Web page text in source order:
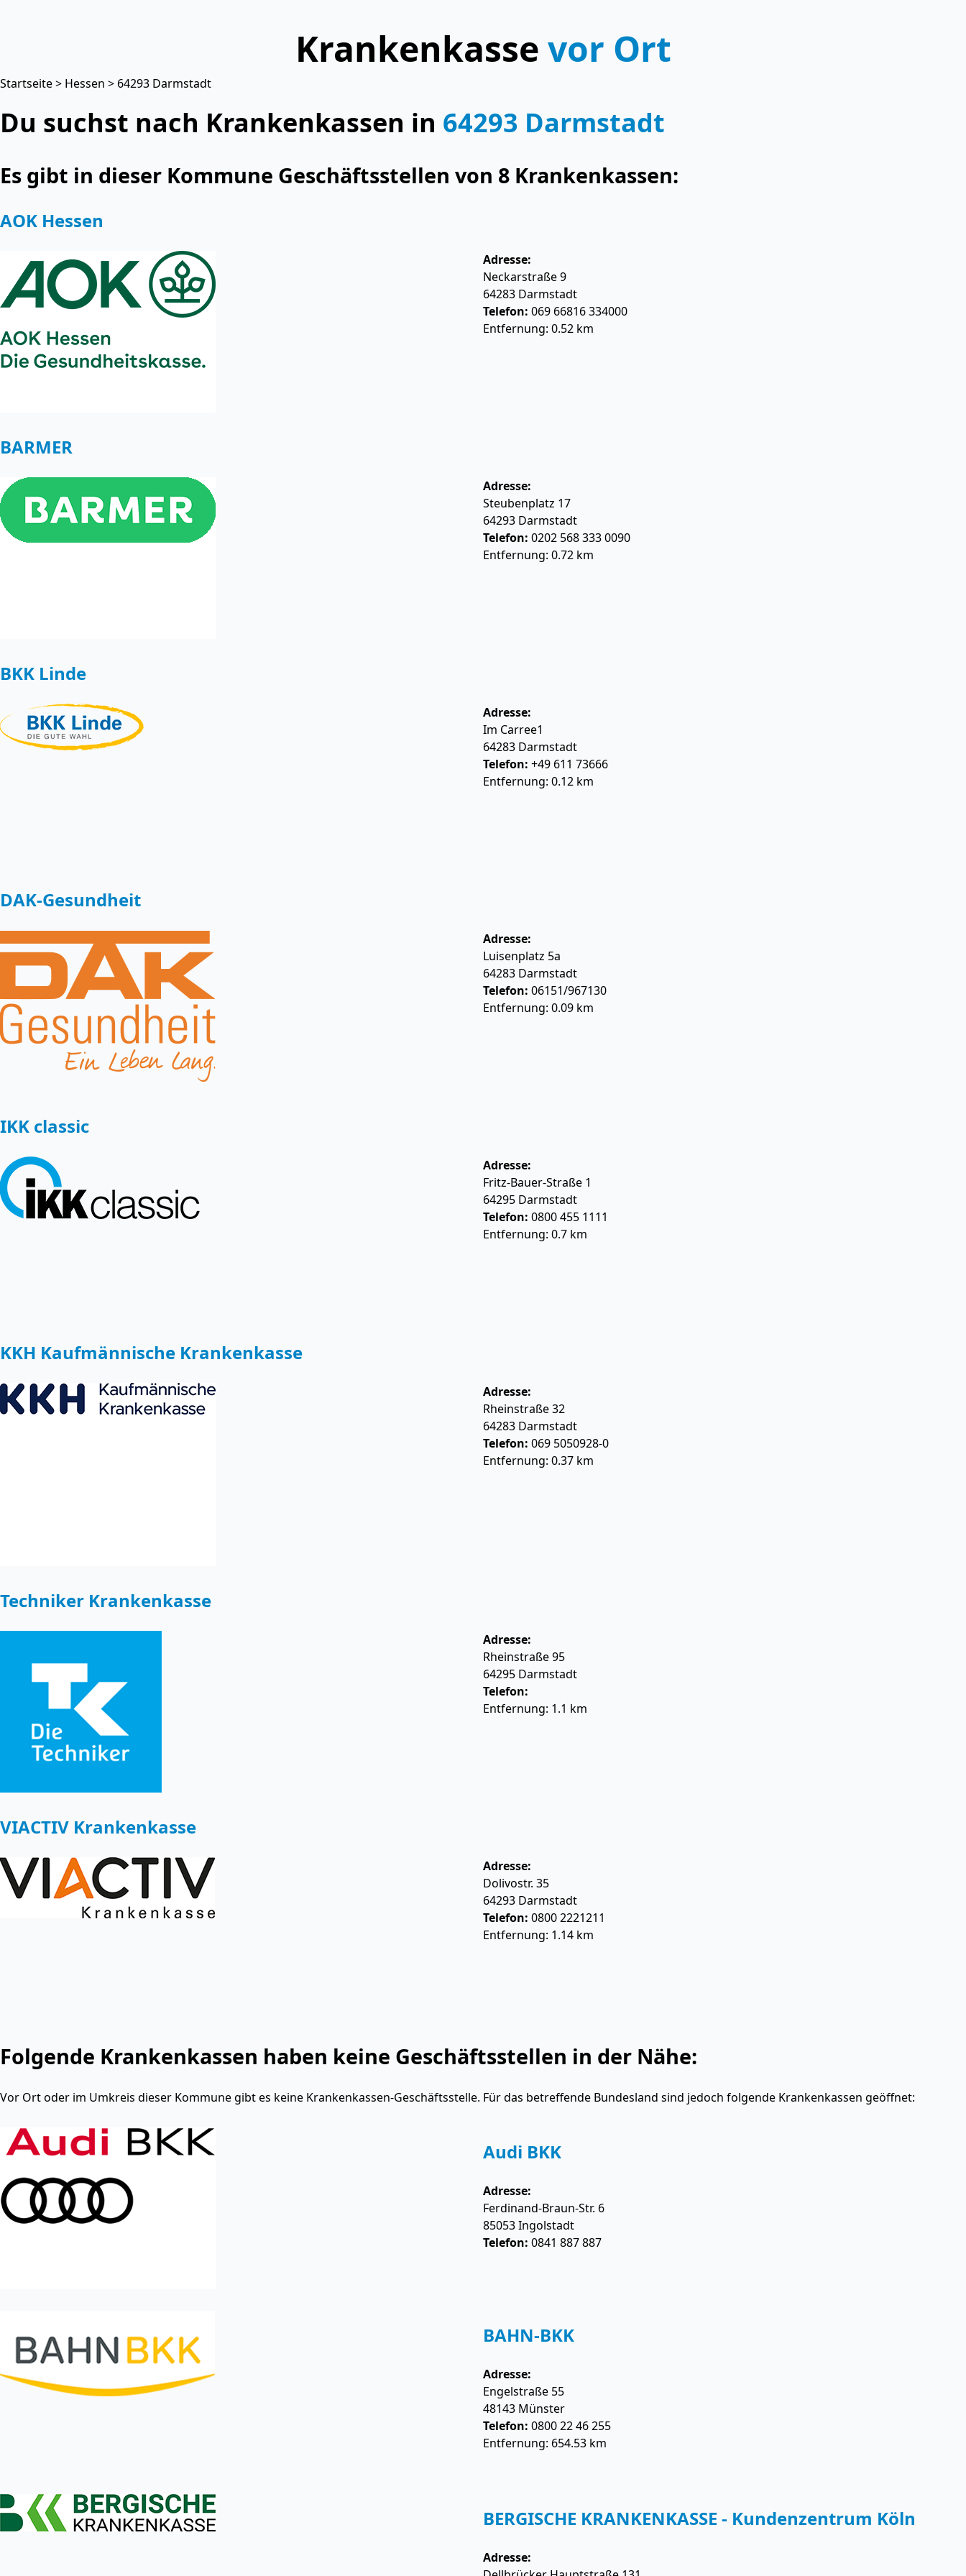
Krankenkasse vor Ort
Startseite> Hessen > 64293 Darmstadt
Du suchst nach Krankenkassen in 64293 Darmstadt
Es gibt in dieser Kommune Geschäftsstellen von 8 Krankenkassen:
AOK Hessen
Adresse:
Neckarstraße 9
64283 Darmstadt
Telefon: 069 66816 334000
Entfernung: 0.52 km
BARMER
Adresse:
Steubenplatz 17
64293 Darmstadt
Telefon: 0202 568 333 0090
Entfernung: 0.72 km
BKK Linde
Adresse:
Im Carree1
64283 Darmstadt
Telefon: +49 611 73666
Entfernung: 0.12 km
DAK-Gesundheit
Adresse:
Luisenplatz 5a
64283 Darmstadt
Telefon: 06151/967130
Entfernung: 0.09 km
IKK classic
Adresse:
Fritz-Bauer-Straße 1
64295 Darmstadt
Telefon: 0800 455 1111
Entfernung: 0.7 km
KKH Kaufmännische Krankenkasse
Adresse:
Rheinstraße 32
64283 Darmstadt
Telefon: 069 5050928-0
Entfernung: 0.37 km
Techniker Krankenkasse
Adresse:
Rheinstraße 95
64295 Darmstadt
Telefon:
Entfernung: 1.1 km
VIACTIV Krankenkasse
Adresse:
Dolivostr. 35
64293 Darmstadt
Telefon: 0800 2221211
Entfernung: 1.14 km
Folgende Krankenkassen haben keine Geschäftsstellen in der Nähe:
Vor Ort oder im Umkreis dieser Kommune gibt es keine Krankenkassen-Geschäftsstelle. Für das betreffende Bundesland sind jedoch folgende Krankenkassen geöffnet:
Audi BKK
Adresse:
Ferdinand-Braun-Str. 6
85053Ingolstadt
Telefon: 0841 887 887
BAHN-BKK
Adresse:
Engelstraße 55
48143 Münster
Telefon: 0800 22 46 255
Entfernung: 654.53 km
BERGISCHE KRANKENKASSE - Kundenzentrum Köln
Adresse: